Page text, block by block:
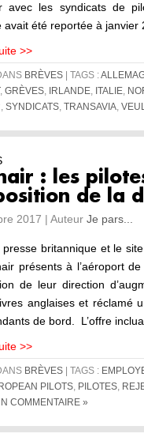
avec les syndicats de
avait été reportée à
>>
BRÈVES | TAGS :
, GRÈVES IRLANDE ITALIE
SYNDICATS TRANSAVIA
: les
de la
2017 | Auteur Je pars...
presse britannique et le
présents à l’aéroport
de leur direction
anglaises et réclamé
de bord. L’offre
>>
BRÈVES | TAGS :
PILOTS PILOTES
COMMENTAIRE »